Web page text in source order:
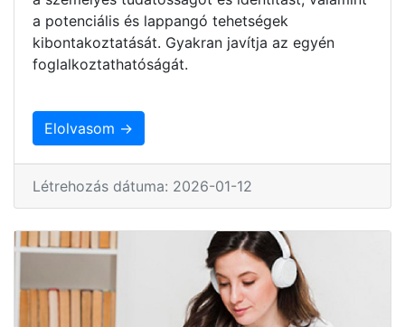
a potenciális és lappangó tehetségek
kibontakoztatását. Gyakran javítja az egyén
foglalkoztathatóságát.
Elolvasom →
Létrehozás dátuma: 2026-01-12